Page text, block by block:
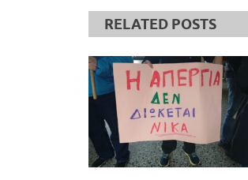
RELATED POSTS